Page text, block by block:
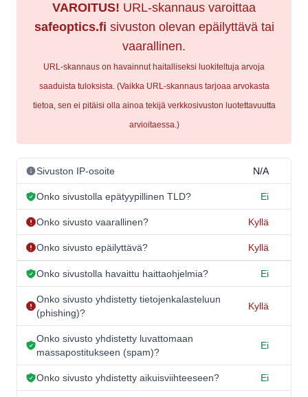
VAROITUS! URL-skannaus varoittaa
safeoptics.fi sivuston olevan epäilyttävä tai
vaarallinen.
URL-skannaus on havainnut haitalliseksi luokiteltuja arvoja
saaduista tuloksista. (Vaikka URL-skannaus tarjoaa arvokasta
tietoa, sen ei pitäisi olla ainoa tekijä verkkosivuston luotettavuutta
arvioitaessa.)
Sivuston IP-osoite N/A
Onko sivustolla epätyypillinen TLD? Ei
Onko sivusto vaarallinen? Kyllä
Onko sivusto epäilyttävä? Kyllä
Onko sivustolla havaittu haittaohjelmia? Ei
Onko sivusto yhdistetty tietojenkalasteluun
(phishing)?
Kyllä
Onko sivusto yhdistetty luvattomaan
massapostitukseen (spam)?
Ei
Onko sivusto yhdistetty aikuisviihteeseen? Ei